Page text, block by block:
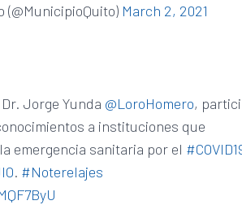
(@MunicipioQuito) March 2, 2021
Jorge Yunda @LoroHomero,
a instituciones que
emergencia sanitaria por el
. #Noterelajes